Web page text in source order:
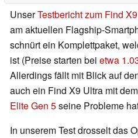
UnserTestbericht zum Find
am aktuellen Flagship-
schnürt ein Komplettpaket,
ist (Preise starten bei etwa
Allerdings fällt mit Blick auf
auch ein Find X9 Ultra mit
Elite Gen 5seine Probleme
In unserem Test drosselt das